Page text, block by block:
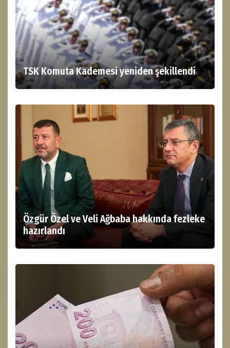
TSK Komuta Kademesi yeniden şekillendi
Özgür Özel ve Veli Ağbaba hakkında fezleke
hazırlandı